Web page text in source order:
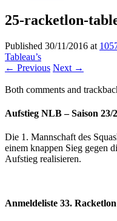
25-racketlon-
Published 30/11/2016 at
Tableau’s
← Previous Next →
Both comments and
Aufstieg NLB – Saison 23/
Die 1. Mannschaft des
einem knappen Sieg gegen
Aufstieg realisieren.
Anmeldeliste 33.